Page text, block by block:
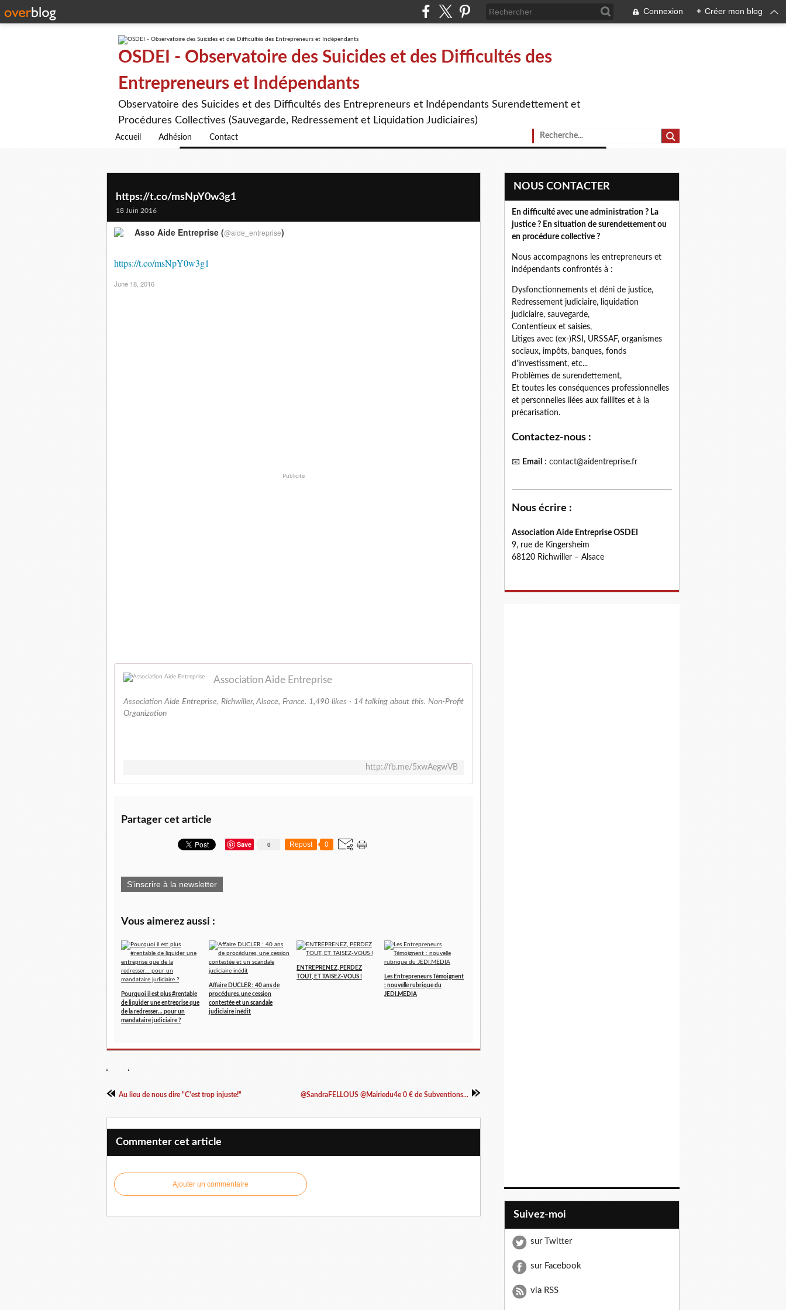
Connexion + Créer mon blog
OSDEI - Observatoire des Suicides et des Difficultés des
Entrepreneurs et Indépendants
Observatoire des Suicides et des Difficultés des Entrepreneurs et Indépendants Surendettement et
Procédures Collectives (Sauvegarde, Redressement et Liquidation Judiciaires)
Accueil Adhésion Contact
https://t.co/msNpY0w3g1
18 Juin 2016
https://t.co/msNpY0w3g1
Asso Aide Entreprise (@aide_entreprise)
June 18, 2016
Publicité
Association Aide Entreprise
Association Aide Entreprise, Richwiller, Alsace, France. 1,490 likes · 14 talking about this. Non-Profit
Organization
http://fb.me/5xwAegwVB
Partager cet article
0
Save Repost 0
S'inscrire à la newsletter
Vous aimerez aussi :
Pourquoi il est plus #rentable
de liquider une entreprise que
de la redresser… pour un
mandataire judiciaire ?
Affaire DUCLER : 40 ans de
procédures, une cession
contestée et un scandale
judiciaire inédit
ENTREPRENEZ, PERDEZ
TOUT, ET TAISEZ-VOUS !
Les Entrepreneurs Témoignent
: nouvelle rubrique du
JEDI.MEDIA
Au lieu de nous dire "C'est trop injuste!" @SandraFELLOUS @Mairiedu4e 0 € de Subventions...
Commenter cet article
Ajouter un commentaire
NOUS CONTACTER
En difficulté avec une administration ? La
justice ? En situation de surendettement ou
en procédure collective ?
Nous accompagnons les entrepreneurs et
indépendants confrontés à :
Dysfonctionnements et déni de justice,
Redressement judiciaire, liquidation
judiciaire, sauvegarde,
Contentieux et saisies,
Litiges avec (ex-)RSI, URSSAF, organismes
sociaux, impôts, banques, fonds
d'investissment, etc...
Problèmes de surendettement,
Et toutes les conséquences professionnelles
et personnelles liées aux faillites et à la
précarisation.
Contactez-nous :
📧 Email : contact@aidentreprise.fr
Nous écrire :
Association Aide Entreprise OSDEI
9, rue de Kingersheim
68120 Richwiller – Alsace
Suivez-moi
sur Twitter
sur Facebook
via RSS